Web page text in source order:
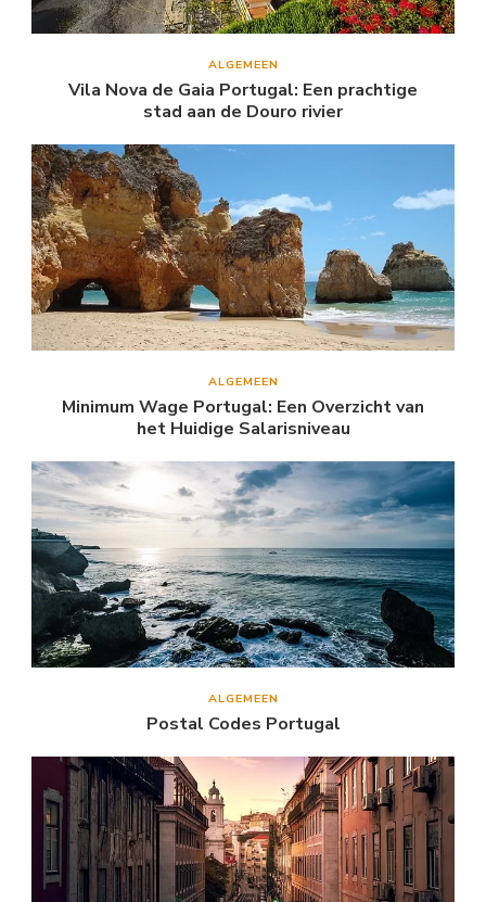
ALGEMEEN
Vila Nova de Gaia Portugal: Een prachtige
stad aan de Douro rivier
ALGEMEEN
Minimum Wage Portugal: Een Overzicht van
het Huidige Salarisniveau
ALGEMEEN
Postal Codes Portugal